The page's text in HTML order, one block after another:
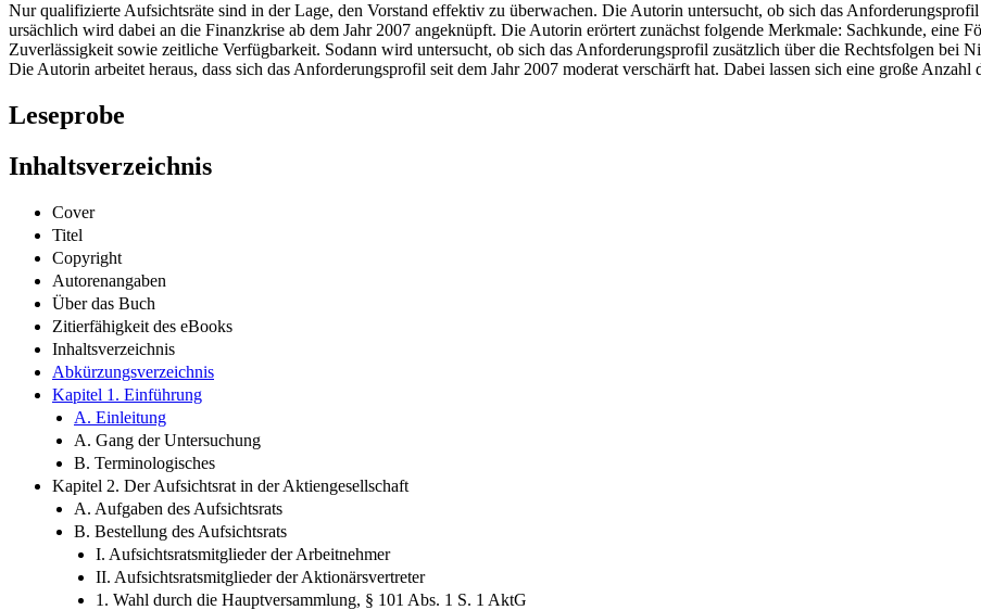
Nur qualifizierte Aufsichtsräte sind in der Lage, den Vorstand effektiv zu überwachen. Die Autorin untersucht, ob sich das
ursächlich wird dabei an die Finanzkrise ab dem Jahr 2007 angeknüpft. Die Autorin erörtert zunächst folgende Merkmale: Sachkunde, eine
Zuverlässigkeit sowie zeitliche Verfügbarkeit. Sodann wird untersucht, ob sich das Anforderungsprofil zusätzlich über die Rechtsfolgen bei
Die Autorin arbeitet heraus, dass sich das Anforderungsprofil seit dem Jahr 2007 moderat verschärft hat. Dabei lassen sich eine große
Leseprobe
Inhaltsverzeichnis
Cover
Titel
Copyright
Autorenangaben
Über das Buch
Zitierfähigkeit des eBooks
Inhaltsverzeichnis
Abkürzungsverzeichnis
Kapitel 1. Einführung
A. Einleitung
A. Gang der Untersuchung
B. Terminologisches
Kapitel 2. Der Aufsichtsrat in der Aktiengesellschaft
A. Aufgaben des Aufsichtsrats
B. Bestellung des Aufsichtsrats
I. Aufsichtsratsmitglieder der Arbeitnehmer
II. Aufsichtsratsmitglieder der Aktionärsvertreter
1. Wahl durch die Hauptversammlung, § 101 Abs. 1 S. 1 AktG